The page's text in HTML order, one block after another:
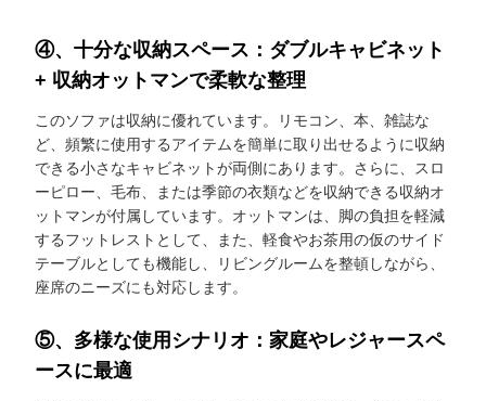
④、十分な収納スペース：ダブルキャビネット
+ 収納オットマンで柔軟な整理
このソファは収納に優れています。リモコン、本、雑誌な
ど、頻繁に使用するアイテムを簡単に取り出せるように収納
できる小さなキャビネットが両側にあります。さらに、スロ
ーピロー、毛布、または季節の衣類などを収納できる収納オ
ットマンが付属しています。オットマンは、脚の負担を軽減
するフットレストとして、また、軽食やお茶用の仮のサイド
テーブルとしても機能し、リビングルームを整頓しながら、
座席のニーズにも対応します。
⑤、多様な使用シナリオ：家庭やレジャースペ
ースに最適